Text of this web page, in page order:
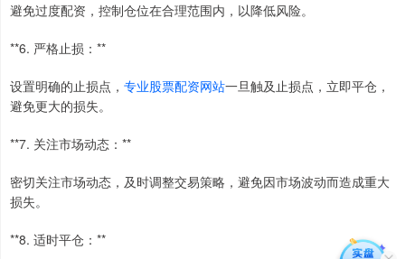
避免过度配资，控制仓位在合理范围内，以降低风险。
**6. 严格止损：**
设置明确的止损点， 专业股票配资网站一旦触及止损点，立即平仓，
避免更大的损失。
**7. 关注市场动态：**
密切关注市场动态，及时调整交易策略，避免因市场波动而造成重大
损失。
**8. 适时平仓：**